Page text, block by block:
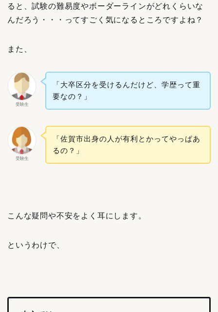
ると、試験の難易度やボーダーラインがどれくらいな
んだろう・・・ってすごく気になるところですよね？
また、
受験生
「大卒区分を受けるんだけど、学歴って重
要なの？」
受験生
「佐賀市出身の人が有利とかってやっぱあ
るの？」
こんな疑問や不安をよく耳にします。
というわけで、